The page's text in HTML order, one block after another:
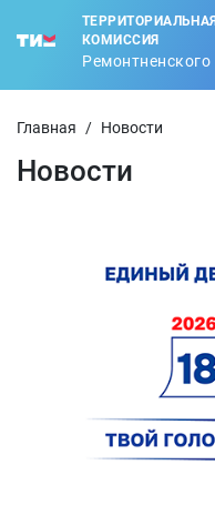
КОМИССИЯ
Ремонтненского
Главная / Новости
Новости